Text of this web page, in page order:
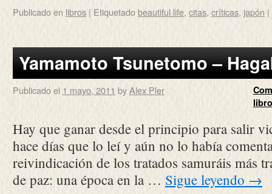
Publicado en libros | Etiquetadobeautiful life, citas, críticas, japón |
Yamamoto Tsunetomo –
Publicado el 1 mayo, 2011 byAlex Pler
libro
Hay que ganar desde el principio para salir
hace días que lo leí y aún no lo había
reivindicación de los tratados samuráis más
de paz: una época en la … Sigue leyendo →